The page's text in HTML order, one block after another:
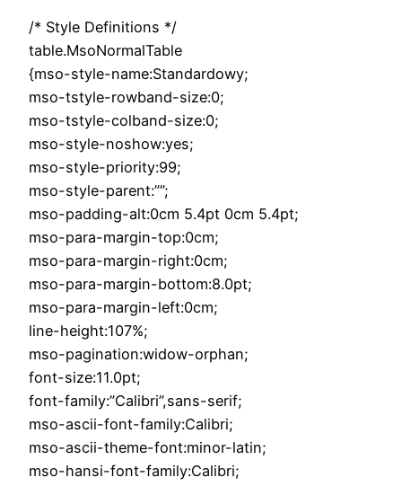
/* Style Definitions */
table.MsoNormalTable
{mso-style-name:Standardowy;
mso-tstyle-rowband-size:0;
mso-tstyle-colband-size:0;
mso-style-noshow:yes;
mso-style-priority:99;
mso-style-parent:””;
mso-padding-alt:0cm 5.4pt 0cm 5.4pt;
mso-para-margin-top:0cm;
mso-para-margin-right:0cm;
mso-para-margin-bottom:8.0pt;
mso-para-margin-left:0cm;
line-height:107%;
mso-pagination:widow-orphan;
font-size:11.0pt;
font-family:”Calibri”,sans-serif;
mso-ascii-font-family:Calibri;
mso-ascii-theme-font:minor-latin;
mso-hansi-font-family:Calibri;